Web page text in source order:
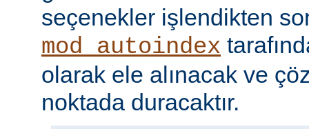
seçenekler işlendikten
mod_autoindex
olarak ele alınacak ve
noktada duracaktır.